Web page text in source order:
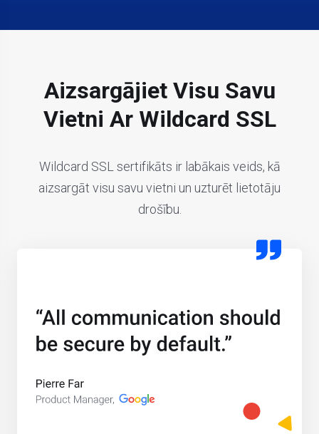
Aizsargājiet Visu Savu
Vietni Ar Wildcard SSL
Wildcard SSL sertifikāts ir labākais veids, kā
aizsargāt visu savu vietni un uzturēt lietotāju
drošību.